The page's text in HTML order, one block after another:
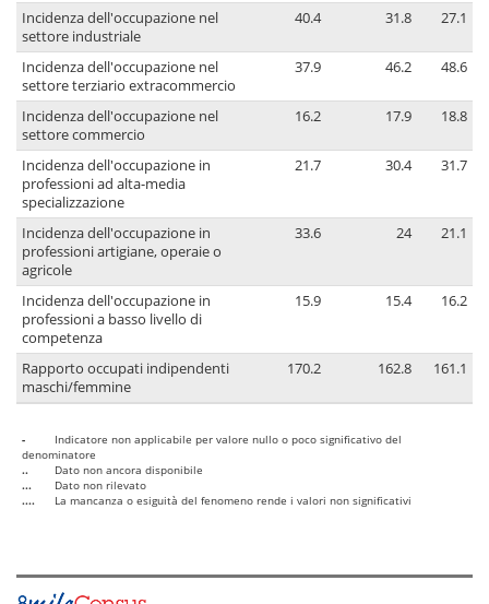
Incidenza dell'occupazione nel
settore industriale
40.4 31.8 27.1
Incidenza dell'occupazione nel
settore terziario extracommercio
37.9 46.2 48.6
Incidenza dell'occupazione nel
settore commercio
16.2 17.9 18.8
Incidenza dell'occupazione in
professioni ad alta-media
specializzazione
21.7 30.4 31.7
Incidenza dell'occupazione in
professioni artigiane, operaie o
agricole
33.6 24 21.1
Incidenza dell'occupazione in
professioni a basso livello di
competenza
15.9 15.4 16.2
Rapporto occupati indipendenti
maschi/femmine
170.2 162.8 161.1
-
Indicatore non applicabile per valore nullo o poco significativo del
denominatore
..
Dato non ancora disponibile
...
Dato non rilevato
....
La mancanza o esiguità del fenomeno rende i valori non significativi